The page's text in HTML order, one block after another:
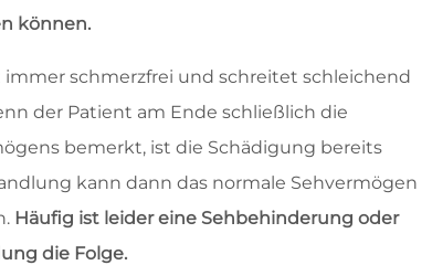
können.
immer schmerzfrei und schreitet schleichend
der Patient am Ende schließlich die
bemerkt, ist die Schädigung bereits
kann dann das normale Sehvermögen
Häufig ist leider eine Sehbehinderung oder
die Folge.